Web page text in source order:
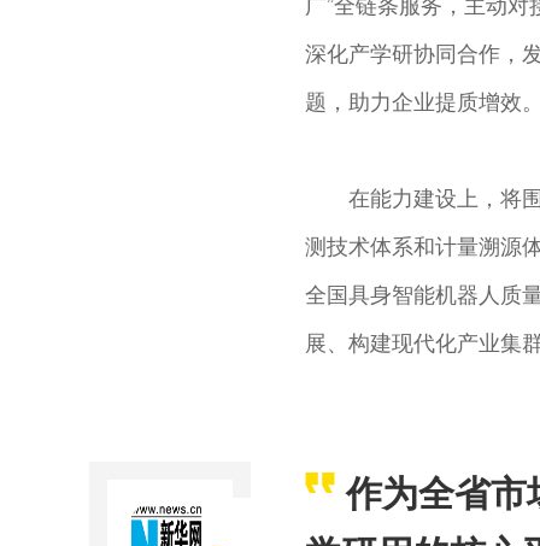
深化产学研协同合作，
题，助力企业提质增效
在能力建设上，将
测技术体系和计量溯源
全国具身智能机器人质
展、构建现代化产业集
作为全省